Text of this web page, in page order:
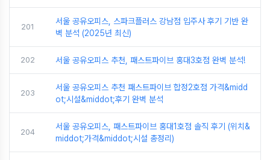
201
서울 공유오피스, 스파크플러스 강남점 입주사 후기 기반 완
벽 분석 (2025년 최신)
202 서울 공유오피스 추천, 패스트파이브 홍대3호점 완벽 분석!
203
서울 공유오피스 추천 패스트파이브 합정2호점 가격&midd
ot;시설&middot;후기 완벽 분석
204
서울 공유오피스, 패스트파이브 홍대1호점 솔직 후기 (위치&
middot;가격&middot;시설 총정리)